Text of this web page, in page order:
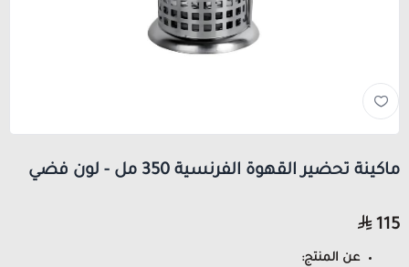
ماكينة تحضير القهوة الفرنسية 350 مل - لون فضي
115
عن المنتج: